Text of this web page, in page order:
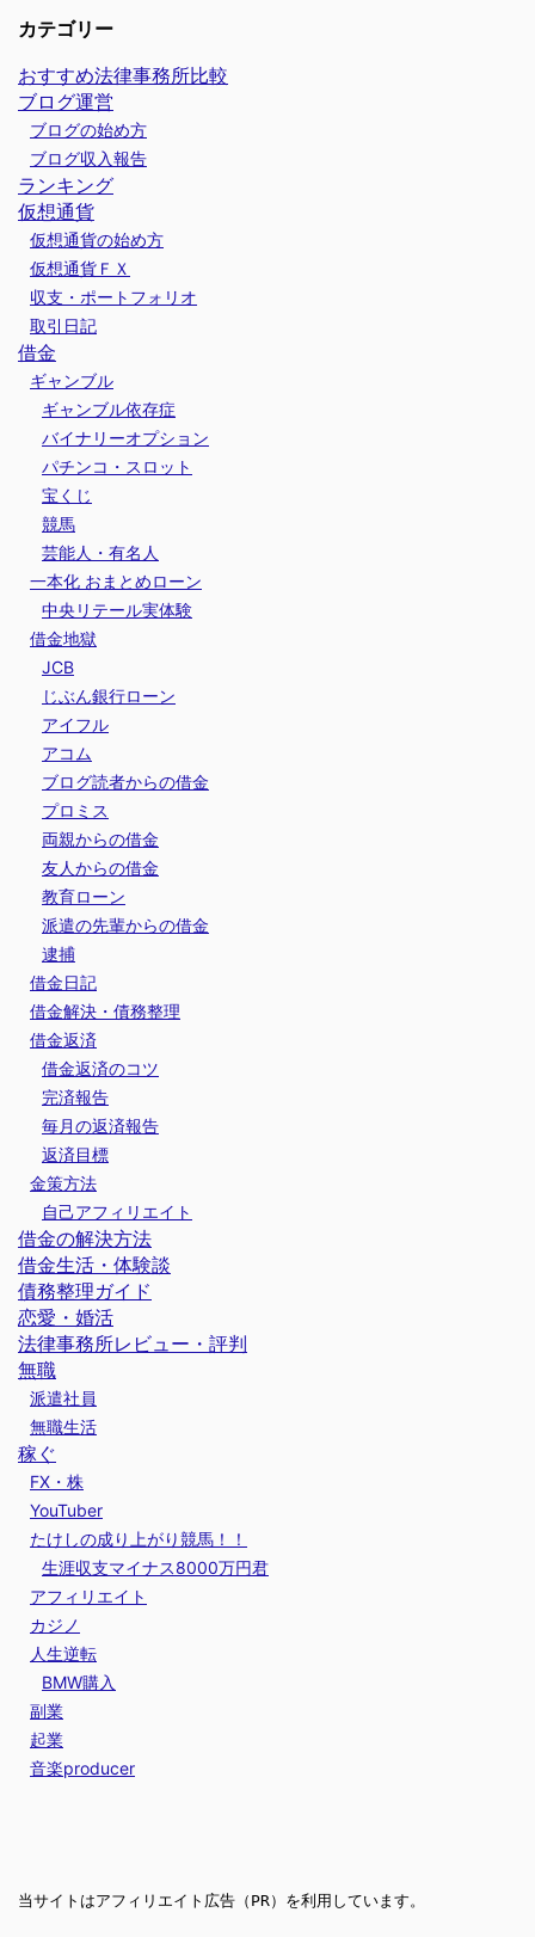
カテゴリー
おすすめ法律事務所比較
ブログ運営
ブログの始め方
ブログ収入報告
ランキング
仮想通貨
仮想通貨の始め方
仮想通貨ＦＸ
収支・ポートフォリオ
取引日記
借金
ギャンブル
ギャンブル依存症
バイナリーオプション
パチンコ・スロット
宝くじ
競馬
芸能人・有名人
一本化 おまとめローン
中央リテール実体験
借金地獄
JCB
じぶん銀行ローン
アイフル
アコム
ブログ読者からの借金
プロミス
両親からの借金
友人からの借金
教育ローン
派遣の先輩からの借金
逮捕
借金日記
借金解決・債務整理
借金返済
借金返済のコツ
完済報告
毎月の返済報告
返済目標
金策方法
自己アフィリエイト
借金の解決方法
借金生活・体験談
債務整理ガイド
恋愛・婚活
法律事務所レビュー・評判
無職
派遣社員
無職生活
稼ぐ
FX・株
YouTuber
たけしの成り上がり競馬！！
生涯収支マイナス8000万円君
アフィリエイト
カジノ
人生逆転
BMW購入
副業
起業
音楽producer
当サイトはアフィリエイト広告（PR）を利用しています。